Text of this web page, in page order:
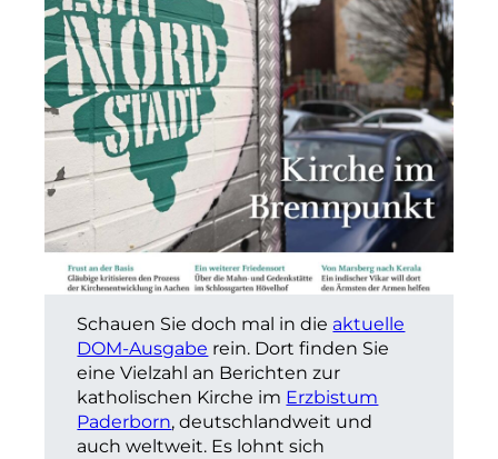
Schauen Sie doch mal in die aktuelle
DOM-Ausgabe rein. Dort finden Sie
eine Vielzahl an Berichten zur
katholischen Kirche im Erzbistum
Paderborn, deutschlandweit und
auch weltweit. Es lohnt sich